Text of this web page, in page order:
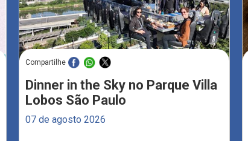
Compartilhe
Dinner in the Sky no Parque Villa
Lobos São Paulo
07 de agosto 2026